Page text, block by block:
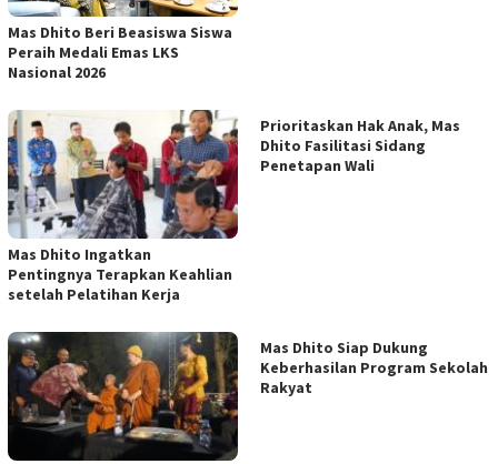
Mas Dhito Beri Beasiswa Siswa
Peraih Medali Emas LKS
Nasional 2026
Mas Dhito Ingatkan
Pentingnya Terapkan Keahlian
setelah Pelatihan Kerja
Prioritaskan Hak Anak, Mas
Dhito Fasilitasi Sidang
Penetapan Wali
Mas Dhito Siap Dukung
Keberhasilan Program Sekolah
Rakyat